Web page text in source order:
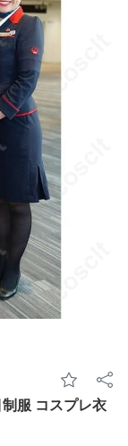
服 コスプレ衣